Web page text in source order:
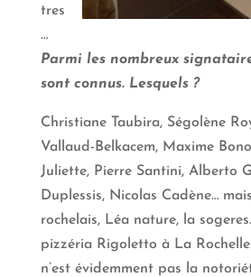
tres
…
Parmi les nombreux
sont connus. Lesquels ?
Christiane Taubira, Ségolène
Vallaud-Belkacem, Maxime
Juliette, Pierre Santini, Alberto
Duplessis, Nicolas Cadène…
rochelais, Léa nature, la
pizzéria Rigoletto à La
n’est évidemment pas la